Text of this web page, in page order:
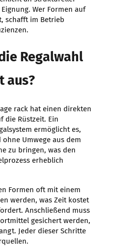
Wer Formen auf
schafft im Betrieb
Regalwahl
aus?
rack hat einen direkten
die Rüstzeit. Ein
ermöglicht es,
Umwege aus dem
zu bringen, was den
erheblich
Formen oft mit einem
werden, was Zeit kostet
Anschließend muss
gesichert werden,
Jeder dieser Schritte